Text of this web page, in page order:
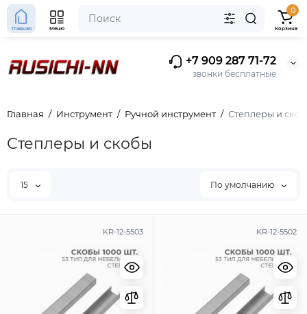
+7 909 287 71-72
звонки бесплатные
Главная Меню
0
Корзина
Главная Инструмент Ручной инструмент Степлеры и
Степлеры и скобы
15 По умолчанию
KR-12-5503 KR-12-5502